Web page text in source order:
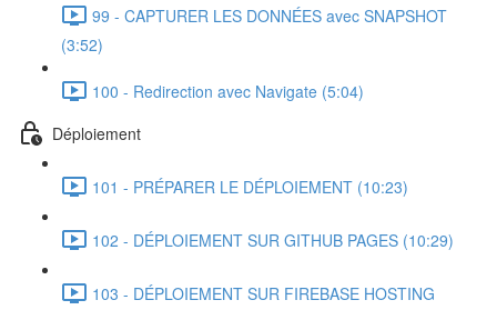
99 - CAPTURER LES DONNÉES avec SNAPSHOT
(3:52)
100 - Redirection avec Navigate (5:04)
Déploiement
101 - PRÉPARER LE DÉPLOIEMENT (10:23)
102 - DÉPLOIEMENT SUR GITHUB PAGES (10:29)
103 - DÉPLOIEMENT SUR FIREBASE HOSTING